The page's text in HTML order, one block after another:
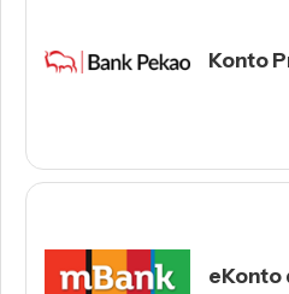
Konto
eKonto